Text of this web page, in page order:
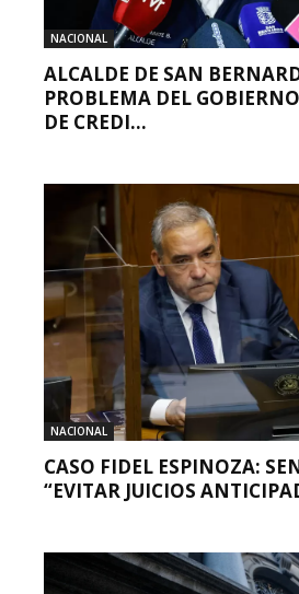
NACIONAL
ALCALDE DE SAN
PROBLEMA DEL
DE CREDI...
NACIONAL
CASO FIDEL ESPINOZA:
“EVITAR JUICIOS